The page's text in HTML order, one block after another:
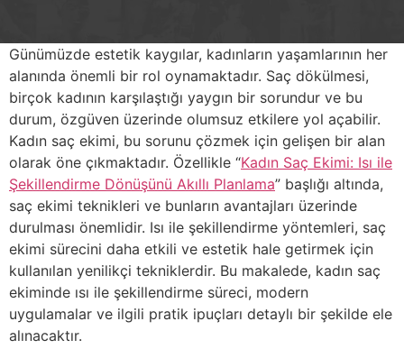
Günümüzde estetik kaygılar, kadınların yaşamlarının her
alanında önemli bir rol oynamaktadır. Saç dökülmesi,
birçok kadının karşılaştığı yaygın bir sorundur ve bu
durum, özgüven üzerinde olumsuz etkilere yol açabilir.
Kadın saç ekimi, bu sorunu çözmek için gelişen bir alan
olarak öne çıkmaktadır. Özellikle “Kadın Saç Ekimi: Isı ile
Şekillendirme Dönüşünü Akıllı Planlama” başlığı altında,
saç ekimi teknikleri ve bunların avantajları üzerinde
durulması önemlidir. Isı ile şekillendirme yöntemleri, saç
ekimi sürecini daha etkili ve estetik hale getirmek için
kullanılan yenilikçi tekniklerdir. Bu makalede, kadın saç
ekiminde ısı ile şekillendirme süreci, modern
uygulamalar ve ilgili pratik ipuçları detaylı bir şekilde ele
alınacaktır.